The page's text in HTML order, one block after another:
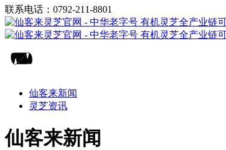
联系电话：0792-211-8801
仙客来新闻
灵芝资讯
仙客来新闻